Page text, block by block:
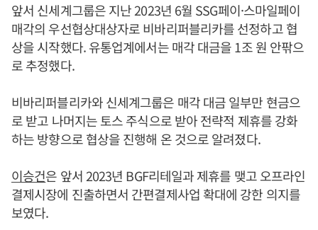
앞서 신세계그룹은 지난 2023년 6월 SSG페이·스마일페이
매각의 우선협상대상자로 비바리퍼블리카를 선정하고 협
상을 시작했다. 유통업계에서는 매각 대금을 1조 원 안팎으
로 추정했다.
비바리퍼블리카와 신세계그룹은 매각 대금 일부만 현금으
로 받고 나머지는 토스 주식으로 받아 전략적 제휴를 강화
하는 방향으로 협상을 진행해 온 것으로 알려졌다.
이승건은 앞서 2023년 BGF리테일과 제휴를 맺고 오프라인
결제시장에 진출하면서 간편결제사업 확대에 강한 의지를
보였다.